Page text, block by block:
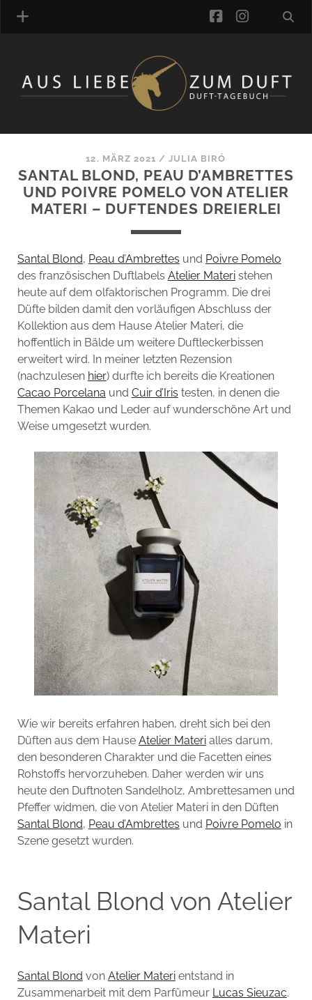
MANUFAKTUREN
KOMMENTARE
KATEGORIEN
ARTIKEL-ARCHIV
ONLINE-SHOP
DAS ALZD-TEAM
facebook
12. MÄRZ 2021 /JULIA BIRÓ
SANTAL BLOND, PEAU D’AMBRETTES
UND POIVRE POMELO VON ATELIER
MATERI – DUFTENDES DREIERLEI
Santal Blond, Peau d’Ambrettes und Poivre Pomelo
des französischen Duftlabels Atelier Materistehen
heute auf dem olfaktorischen Programm. Die drei
Düfte bilden damit den vorläufigen Abschluss der
Kollektion aus dem Hause Atelier Materi, die
hoffentlich in Bälde um weitere Duftleckerbissen
erweitert wird. In meiner letzten Rezension
(nachzulesen hier) durfte ich bereits die Kreationen
Cacao Porcelana und Cuir d’Iris testen, in denen die
Themen Kakao und Leder auf wunderschöne Art und
Weise umgesetzt wurden.
Wie wir bereits erfahren haben, dreht sich bei den
Düften aus dem Hause Atelier Materialles darum,
den besonderen Charakter und die Facetten eines
Rohstoffs hervorzuheben. Daher werden wir uns
heute den Duftnoten Sandelholz, Ambrettesamen und
Pfeffer widmen, die von Atelier Materi in den Düften
Santal Blond, Peau d’Ambrettes und Poivre Pomelo in
Szene gesetzt wurden.
Santal Blond von Atelier
Materi
Santal Blond von Atelier Materientstand in
Zusammenarbeit mit dem Parfümeur Lucas Sieuzac.